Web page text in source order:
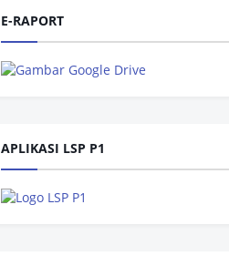
E-RAPORT
APLIKASI LSP P1